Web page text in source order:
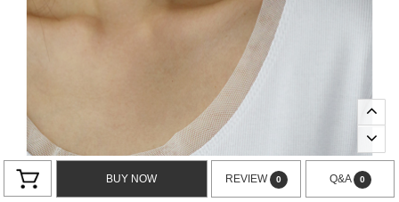
BUY NOW REVIEW 0 Q&A 0